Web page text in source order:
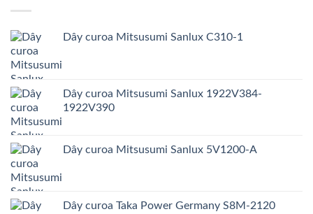
Dây curoa Mitsusumi Sanlux C310-1
Dây curoa Mitsusumi Sanlux 1922V384-
1922V390
Dây curoa Mitsusumi Sanlux 5V1200-A
Dây curoa Taka Power Germany S8M-2120